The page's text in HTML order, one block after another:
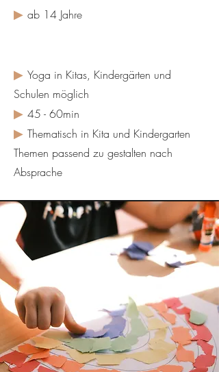
▶ ab 14 Jahre
▶ Yoga in Kitas, Kindergärten und
Schulen möglich
▶ 45 - 60min
▶ Thematisch in Kita und Kindergarten
Themen passend zu gestalten nach
Absprache